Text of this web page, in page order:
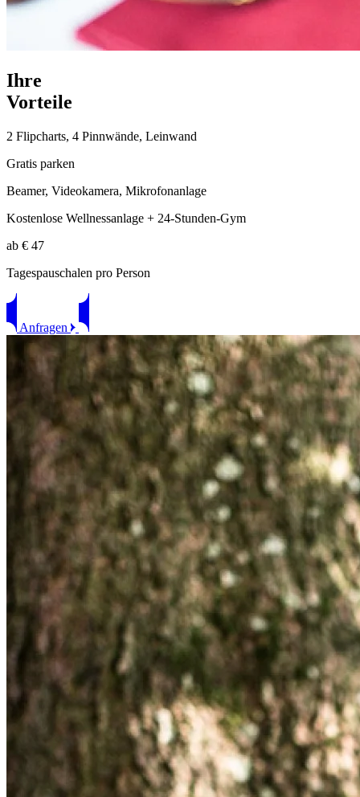
Ihre
Vorteile
2 Flipcharts, 4 Pinnwände, Leinwand
Gratis parken
Beamer, Videokamera, Mikrofonanlage
Kostenlose Wellnessanlage + 24-Stunden-Gym
ab € 47
Tagespauschalen pro Person
Anfragen